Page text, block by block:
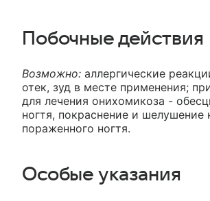
Побочные действия
Возможно: аллергические
отек, зуд в месте применения;
для лечения онихомикоза -
ногтя, покраснение и шелушение
пораженного ногтя.
Особые указания